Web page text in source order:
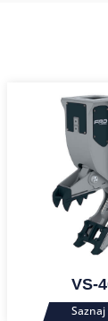
VS-